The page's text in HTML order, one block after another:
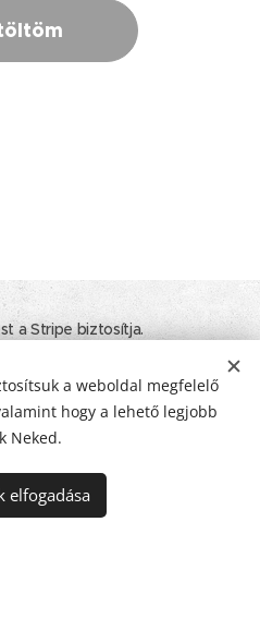
a Stripe biztosítja.
I Impresszum Sütik
Deutsch
a weboldal megfelelő
hogy a lehető legjobb
Neked.
elfogadása